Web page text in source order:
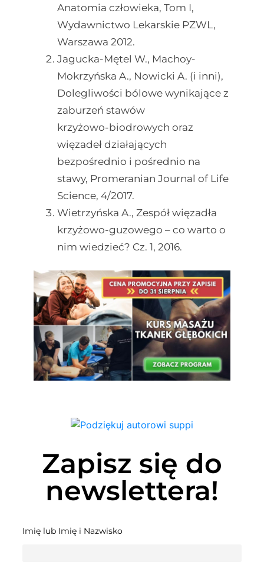
Anatomia człowieka, Tom I,
Wydawnictwo Lekarskie PZWL,
Warszawa 2012.
Jagucka-Mętel W., Machoy-
Mokrzyńska A., Nowicki A. (i inni),
Dolegliwości bólowe wynikające z
zaburzeń stawów
krzyżowo-biodrowych oraz
więzadeł działających
bezpośrednio i pośrednio na
stawy, Promeranian Journal of Life
Science, 4/2017.
Wietrzyńska A., Zespół więzadła
krzyżowo-guzowego – co warto o
nim wiedzieć? Cz. 1, 2016.
Zapisz się do
newslettera!
Imię lub Imię i Nazwisko